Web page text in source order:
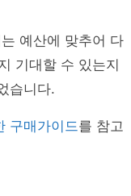
예산에 맞추어 다
기대할 수 있는지
습니다.
구매가이드를 참고